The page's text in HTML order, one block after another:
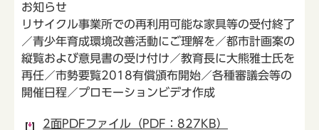
お知らせ
リサイクル事業所での再利用可能な家具等の受付終了
／青少年育成環境改善活動にご理解を／都市計画案の
縦覧および意見書の受け付け／教育長に大熊雅士氏を
再任／市勢要覧2018有償頒布開始／各種審議会等の
開催日程／プロモーションビデオ作成
2面PDFファイル（PDF：827KB）